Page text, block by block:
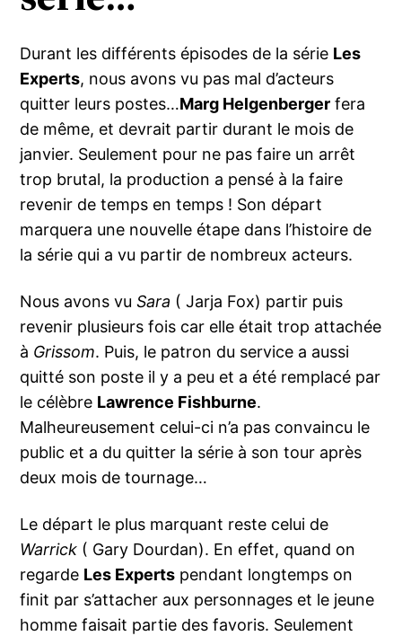
Durant les différents épisodes de la série Les
Experts, nous avons vu pas mal d’acteurs
quitter leurs postes…Marg Helgenberger fera
de même, et devrait partir durant le mois de
janvier. Seulement pour ne pas faire un arrêt
trop brutal, la production a pensé à la faire
revenir de temps en temps ! Son départ
marquera une nouvelle étape dans l’histoire de
la série qui a vu partir de nombreux acteurs.
Nous avons vuSara ( Jarja Fox) partir puis
revenir plusieurs fois car elle était trop attachée
à Grissom. Puis, le patron du service a aussi
quitté son poste il y a peu et a été remplacé par
le célèbre Lawrence Fishburne.
Malheureusement celui-ci n’a pas convaincu le
public et a du quitter la série à son tour après
deux mois de tournage…
Le départ le plus marquant reste celui de
Warrick ( Gary Dourdan). En effet, quand on
regarde Les Experts pendant longtemps on
finit par s’attacher aux personnages et le jeune
homme faisait partie des favoris. Seulement